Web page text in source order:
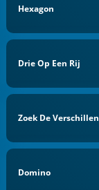
Hexagon
Drie Op Een Rij
Zoek De Verschillen
Domino